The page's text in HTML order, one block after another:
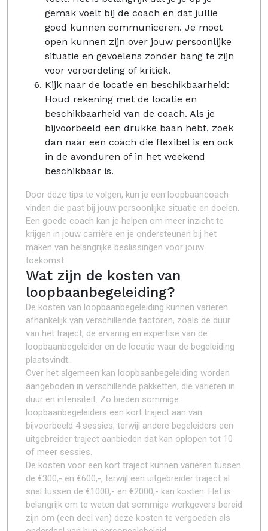
gemak voelt bij de coach en dat jullie
goed kunnen communiceren. Je moet
open kunnen zijn over jouw persoonlijke
situatie en gevoelens zonder bang te zijn
voor veroordeling of kritiek.
Kijk naar de locatie en beschikbaarheid:
Houd rekening met de locatie en
beschikbaarheid van de coach. Als je
bijvoorbeeld een drukke baan hebt, zoek
dan naar een coach die flexibel is en ook
in de avonduren of in het weekend
beschikbaar is.
Door deze tips te volgen, kun je een loopbaancoach
vinden die past bij jouw persoonlijke situatie en doelen.
Een goede coach kan je helpen om meer inzicht te
krijgen in jouw carrière en je ondersteunen bij het
maken van belangrijke beslissingen voor jouw
toekomst.
Wat zijn de kosten van
loopbaanbegeleiding?
De kosten van loopbaanbegeleiding kunnen variëren
afhankelijk van verschillende factoren, zoals de duur
van het traject, de ervaring en expertise van de
loopbaanbegeleider en de locatie waar de begeleiding
plaatsvindt.
Over het algemeen kan loopbaanbegeleiding worden
aangeboden in verschillende pakketten, die variëren in
duur en intensiteit. Zo bieden sommige
loopbaanbegeleiders een kort traject aan van
bijvoorbeeld 4 sessies, terwijl andere begeleiders een
uitgebreider traject aanbieden dat kan oplopen tot 10
of meer sessies.
De kosten voor een kort traject kunnen variëren tussen
de €300,- en €600,-, terwijl een uitgebreider traject al
snel tussen de €1000,- en €2000,- kan kosten. Het is
belangrijk om te weten dat sommige werkgevers bereid
zijn om (een deel van) deze kosten te vergoeden als